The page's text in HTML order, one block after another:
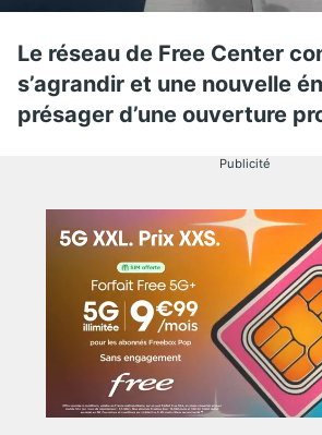
Le réseau de Free Center
s’agrandir et une nouvelle
présager d’une ouverture
Publicité